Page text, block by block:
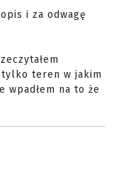
i za odwagę
tylko teren w jakim
wpadłem na to że